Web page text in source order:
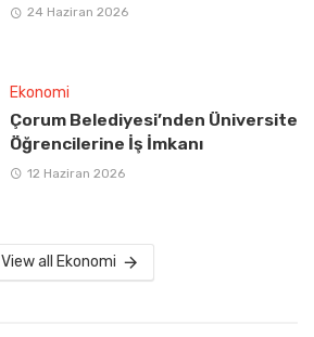
24 Haziran 2026
Ekonomi
Çorum Belediyesi’nden Üniversite
Öğrencilerine İş İmkanı
12 Haziran 2026
View all Ekonomi